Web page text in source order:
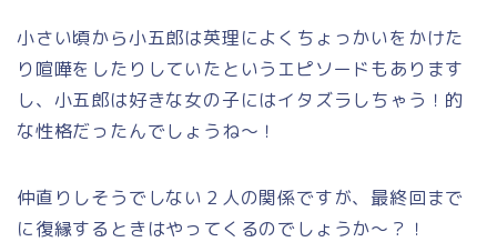
小さい頃から小五郎は英理によくちょっかいをかけた
り喧嘩をしたりしていたというエピソードもあります
し、小五郎は好きな女の子にはイタズラしちゃう！的
な性格だったんでしょうね～！
仲直りしそうでしない２人の関係ですが、最終回まで
に復縁するときはやってくるのでしょうか～？！